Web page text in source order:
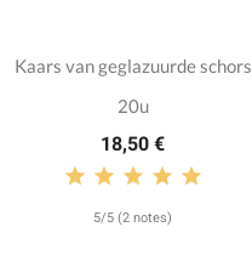
Kaars van geglazuurde schors
20u
18,50 €
5/5 (2 notes)